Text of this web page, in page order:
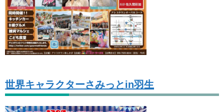
世界キャラクターさみっとin羽生